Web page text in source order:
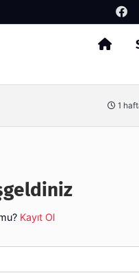
1
Kayıt Ol